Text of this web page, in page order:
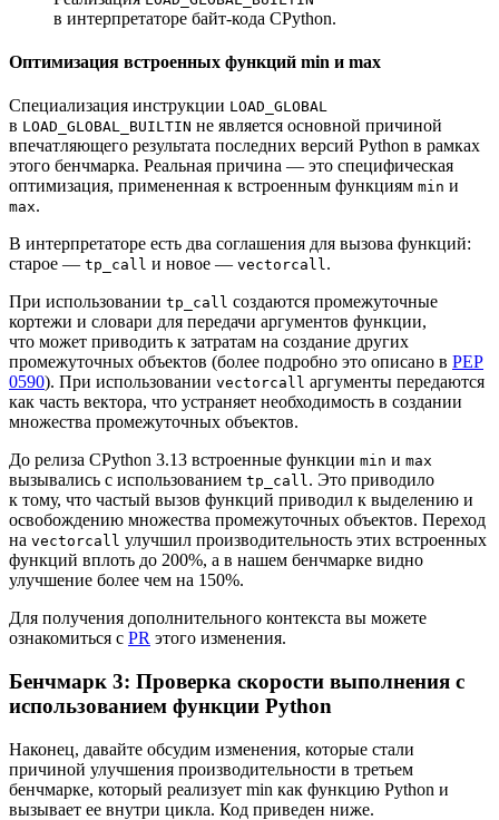
в интерпретаторе байт‑кода CPython.
Оптимизация встроенных функций min и max
Специализация инструкции LOAD_GLOBAL
в LOAD_GLOBAL_BUILTIN не является основной причиной
впечатляющего результата последних версий Python в рамках
этого бенчмарка. Реальная причина — это специфическая
оптимизация, примененная к встроенным функциям min и
max.
В интерпретаторе есть два соглашения для вызова функций:
старое — tp_call и новое — vectorcall.
При использовании tp_call создаются промежуточные
кортежи и словари для передачи аргументов функции,
что может приводить к затратам на создание других
промежуточных объектов (более подробно это описано в PEP
0590). При использовании vectorcall аргументы передаются
как часть вектора, что устраняет необходимость в создании
множества промежуточных объектов.
До релиза CPython 3.13 встроенные функции min и max
вызывались с использованием tp_call. Это приводило
к тому, что частый вызов функций приводил к выделению и
освобождению множества промежуточных объектов. Переход
на vectorcall улучшил производительность этих встроенных
функций вплоть до 200%, а в нашем бенчмарке видно
улучшение более чем на 150%.
Для получения дополнительного контекста вы можете
ознакомиться с PR этого изменения.
Бенчмарк 3: Проверка скорости выполнения с
использованием функции Python
Наконец, давайте обсудим изменения, которые стали
причиной улучшения производительности в третьем
бенчмарке, который реализует min как функцию Python и
вызывает ее внутри цикла. Код приведен ниже.